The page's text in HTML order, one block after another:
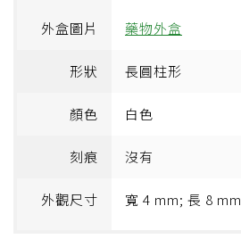
外盒圖片 藥物外盒
形狀 長圓柱形
顏色 白色
刻痕 沒有
外觀尺寸 寬 4 mm; 長 8 mm